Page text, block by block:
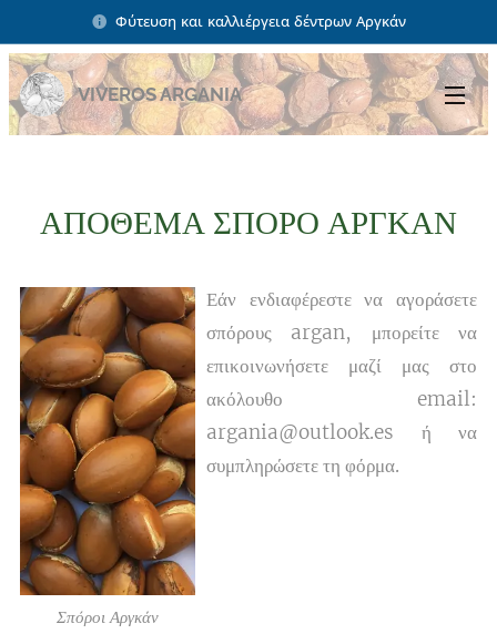
Φύτευση και καλλιέργεια δέντρων Αργκάν
VIVEROS ARGANIA
ΑΠΟΘΕΜΑ ΣΠΟΡΟ ΑΡΓΚΑΝ
Σπόροι Αργκάν
Εάν ενδιαφέρεστε να αγοράσετε
σπόρους argan, μπορείτε να
επικοινωνήσετε μαζί μας στο
ακόλουθο email:
argania@outlook.es ή να
συμπληρώσετε τη φόρμα.